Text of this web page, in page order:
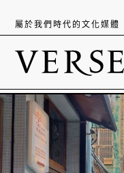
屬於我們時代的文化媒體